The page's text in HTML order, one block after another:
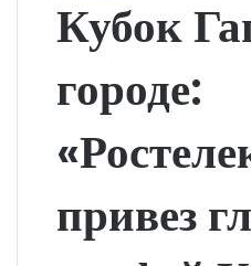
Кубок
городе:
привез